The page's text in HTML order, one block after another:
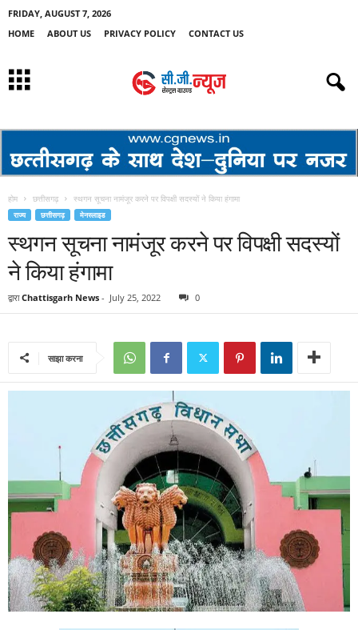
FRIDAY, AUGUST 7, 2026
HOME
ABOUT US PRIVACY POLICY CONTACT US
होम छत्तीसगढ़ स्थगन सूचना नामंजूर करने पर विपक्षी सदस्यों ने किया हंगामा
राज्य छत्तीसगढ़ मेनस्लाइड
स्थगन सूचना नामंजूर करने पर विपक्षी सदस्यों
ने किया हंगामा
द्वारा Chattisgarh News - July 25, 2022 0
साझा करना